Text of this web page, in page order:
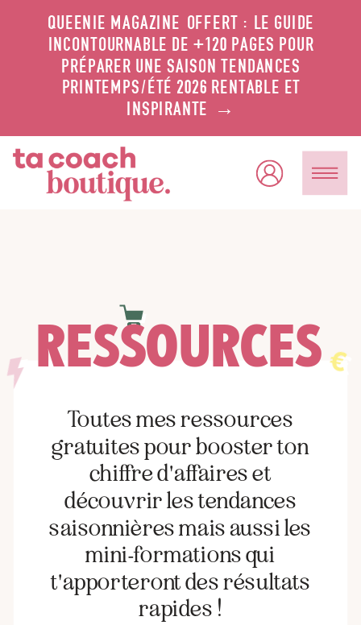
QUEENIE MAGAZINE OFFERT : LE GUIDE
INCONTOURNABLE DE +120 PAGES POUR
PRÉPARER UNE SAISON TENDANCES
PRINTEMPS/ÉTÉ 2026 RENTABLE ET
INSPIRANTE →
RESSOURCES
Toutes mes ressources
gratuites pour booster ton
chiffre d'affaires et
découvrir les tendances
saisonnières mais aussi les
mini-formations qui
t'apporteront des résultats
rapides !